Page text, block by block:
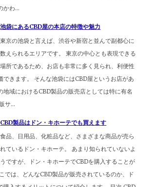
かわ...
池袋にあるCBD屋の本店の特徴や魅力
東京の池袋と言えば、渋谷や新宿と並んで副都心に
数えられるエリアです。 東京の中心とも表現できる
場所であるため、お店も非常に多く見られ、利便性
できます。 そんな池袋にはCBD屋というお店があ
地域におけるCBD製品の販売店としては特に有名
サ...
CBD製品はドン・キホーテでも買えます
食品、日用品、化粧品など、さまざまな商品が売ら
れているドン・キホーテ。 あまり知られていないよ
うですが、ドン・キホーテでCBDを購入することが
では、どんなCBD製品が販売されているのか、ド